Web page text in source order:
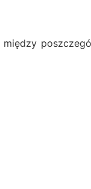
między